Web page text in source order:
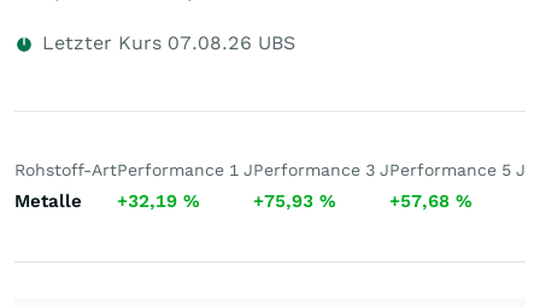
Letzter Kurs 07.08.26 UBS
Rohstoff-Art
Metalle
Performance 1 J
+32,19 %
Performance 3 J
+75,93 %
Performance 5 J
+57,68 %